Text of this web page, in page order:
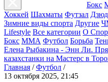
Бокс
Хоккей Шахматы Футзал
Зимние виды спорта Другие
Lifestyle Все категории О
Бокс ММА Футбол Борьба
Елена Рыбакина - Энн Ли.
казахстанки на Мастерс в
Главная / Футбол /
13 октября 2025, 21:45